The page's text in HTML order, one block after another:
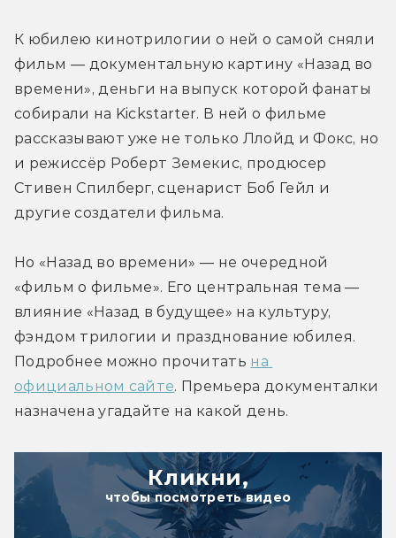
К юбилею кинотрилогии о ней о самой сняли
фильм — документальную картину «Назад во
времени», деньги на выпуск которой фанаты
собирали на Kickstarter. В ней о фильме
рассказывают уже не только Ллойд и Фокс, но
и режиссёр Роберт Земекис, продюсер
Стивен Спилберг, сценарист Боб Гейл и
другие создатели фильма.
Но «Назад во времени» — не очередной
«фильм о фильме». Его центральная тема —
влияние «Назад в будущее» на культуру,
фэндом трилогии и празднование юбилея.
Подробнее можно прочитать на
официальном сайте. Премьера документалки
назначена угадайте на какой день.
Кликни,
чтобы посмотреть видео